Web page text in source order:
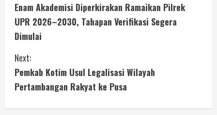
Enam Akademisi Diperkirakan Ramaikan Pilrek
UPR 2026–2030, Tahapan Verifikasi Segera
Dimulai
Next:
Pemkab Kotim Usul Legalisasi Wilayah
Pertambangan Rakyat ke Pusa